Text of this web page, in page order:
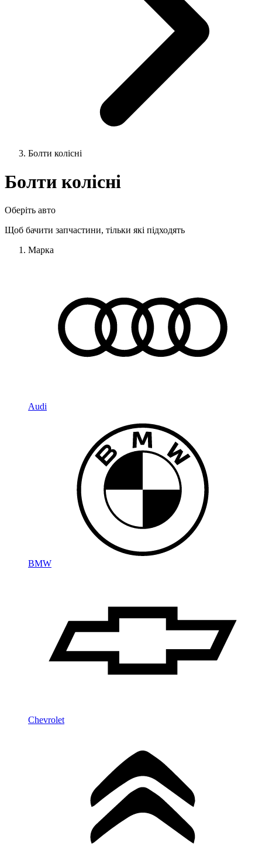
Болти колісні
Болти колісні
Оберіть авто
Щоб бачити запчастини, тільки які підходять
Марка
Audi
BMW
Chevrolet